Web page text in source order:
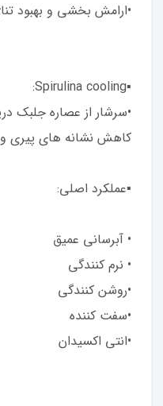
•ارامش بخشی و بهبود
▪︎Spirulina cooling:
•سرشار از عصاره جلبک
کاهش نشانه های پیری
▪︎عملکرد اصلی:
• آبرسانی عمیق
• نرم کنندگی
•روشن کنندگی
•سفت کننده
•انتی اکسیدان